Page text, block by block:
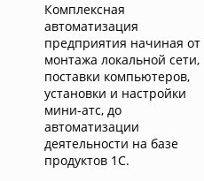
Комплексная
автоматизация
предприятия начиная от
монтажа локальной сети,
поставки компьютеров,
установки и настройки
мини-атс, до
автоматизации
деятельности на базе
продуктов 1С.